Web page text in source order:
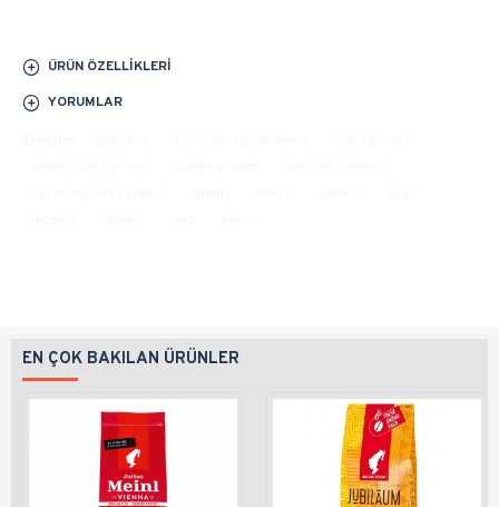
ÜRÜN ÖZELLIKLERI
YORUMLAR
EN ÇOK BAKILAN ÜRÜNLER